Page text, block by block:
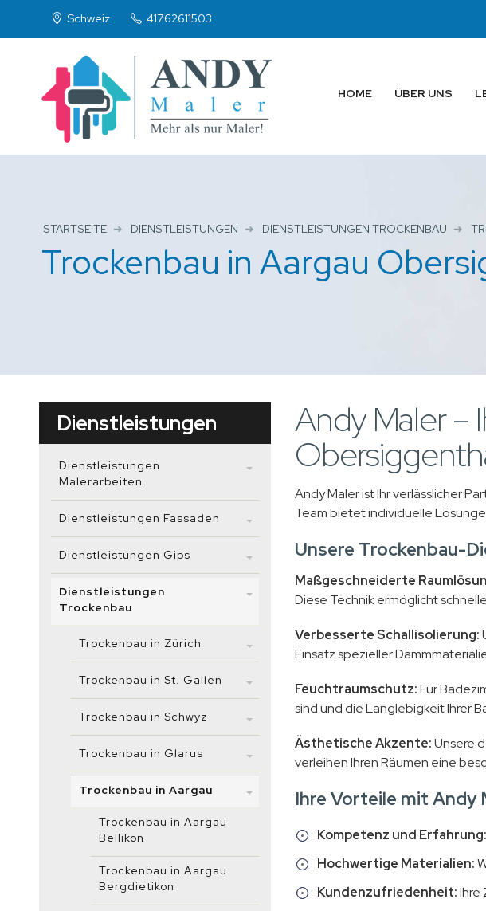
Schweiz 41762611503
HOME ÜBER UNS
STARTSEITE DIENSTLEISTUNGEN DIENSTLEISTUNGEN TROCKENBAU
Trockenbau in Aargau
Andy Maler –
Andy Maler ist Ihr verlässlicher
Team bietet individuelle
Unsere Trockenbau-
Maßgeschneiderte
Diese Technik ermöglicht
Verbesserte Schallisolierung:
Einsatz spezieller
Feuchtraumschutz:Für
sind und die Langlebigkeit Ihrer
Ästhetische Akzente:Unsere
verleihen Ihren Räumen eine
Ihre Vorteile mit Andy
Kompetenz und Erfahrung:
Hochwertige Materialien:
Kundenzufriedenheit:Ihre
Dienstleistungen
Dienstleistungen
Malerarbeiten
Dienstleistungen Fassaden
Dienstleistungen Gips
Dienstleistungen
Trockenbau
Trockenbau in Zürich
Trockenbau in St. Gallen
Trockenbau in Schwyz
Trockenbau in Glarus
Trockenbau in Aargau
Trockenbau in Aargau
Bellikon
Trockenbau in Aargau
Bergdietikon